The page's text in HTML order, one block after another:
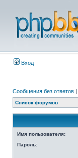
Вход
Сообщения без ответов |
Список форумов
Имя пользователя:
Пароль: